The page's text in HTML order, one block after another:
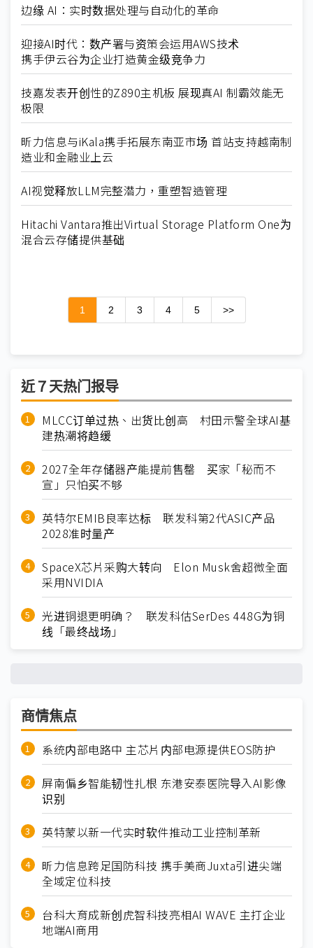
边缘 AI：实时数据处理与自动化的革命
迎接AI时代：数产署与资策会运用AWS技术
携手伊云谷为企业打造黄金级竞争力
技嘉发表开创性的Z890主机板 展现真AI 制霸效能无
极限
昕力信息与iKala携手拓展东南亚市场 首站支持越南制
造业和金融业上云
AI视觉释放LLM完整潜力，重塑智造管理
Hitachi Vantara推出Virtual Storage Platform One为
混合云存储提供基础
1 2 3 4 5 >>
近７天热门报导
MLCC订单过热、出货比创高 村田示警全球AI基
建热潮将趋缓
2027全年存储器产能提前售罄 买家「秘而不
宣」只怕买不够
英特尔EMIB良率达标 联发科第2代ASIC产品
2028准时量产
SpaceX芯片采购大转向 Elon Musk舍超微全面
采用NVIDIA
光进铜退更明确？ 联发科估SerDes 448G为铜
线「最终战场」
商情焦点
系统内部电路中 主芯片内部电源提供EOS防护
屏南偏乡智能韧性扎根 东港安泰医院导入AI影像
识别
英特蒙以新一代实时软件推动工业控制革新
昕力信息跨足国防科技 携手美商Juxta引进尖端
全域定位科技
台科大育成新创虎智科技亮相AI WAVE 主打企业
地端AI商用